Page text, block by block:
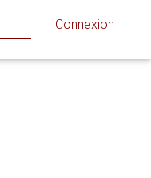
Connexion